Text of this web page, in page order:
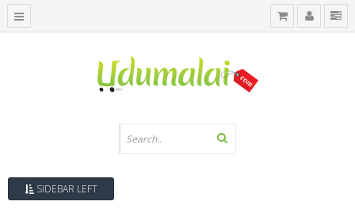
SIDEBAR LEFT